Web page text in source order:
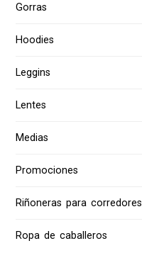
Gorras
Hoodies
Leggins
Lentes
Medias
Promociones
Riñoneras para corredores
Ropa de caballeros